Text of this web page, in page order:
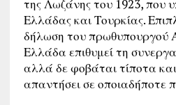
της Λωζάνης του 1923, που
Ελλάδας και Τουρκίας.
δήλωση του πρωθυπουργού
Ελλάδα επιθυμεί τη
αλλά δε φοβάται τίποτα και
απαντήσει σε οποιαδήποτε